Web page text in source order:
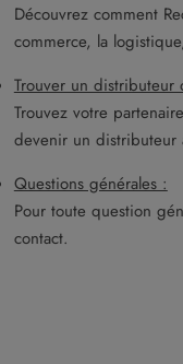
Découvrez comment
commerce, la
Trouver un distributeur
Trouvez votre
devenir un distributeur
Questions générales :
Pour toute question
contact.